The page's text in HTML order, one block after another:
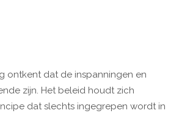
ontkent dat de inspanningen en
zijn. Het beleid houdt zich
dat slechts ingegrepen wordt in